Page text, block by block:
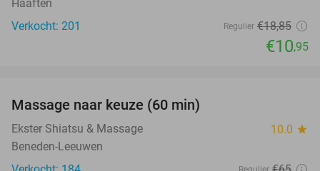
Haaften
Verkocht: 201
Regulier €18,85
€10,95
Massage naar keuze (60 min)
Ekster Shiatsu & Massage 10.0 star
Beneden-Leeuwen